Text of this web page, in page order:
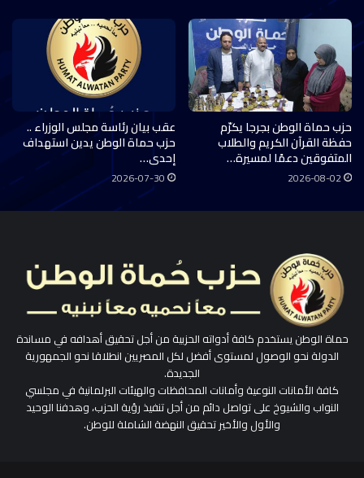
حزب حماة الوطن بجرجا يكرّم
حفظة القرآن الكريم والطلاب
المتفوقين دعمًا لمسيرة…
2026-08-02
عقب بيان رئاسة مجلس الوزراء ..
حزب حماة الوطن يدين استهداف
إحدى…
2026-07-30
حماة الوطن يستخدم كافة أدواته الحزبية من أجل تحقيق أهدافه في مساندة
الدولة نحو الوصول لمستوى أفضل لكل المصريين انطلاقا نحو الجمهورية
الجديدة.
كافة الأمانات النوعية وأمانات المحافظات والهيئات البرلمانية في مجلسي
النواب والشيوخ على تواصل دائم من أجل تنفيذ رؤية الحزب، وهدفنا الوحيد
والأول والأخير تحقيق النهضة الشاملة للوطن.